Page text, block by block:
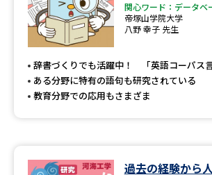
関心ワード：データベ
帝塚山学院大学
八野 幸子 先生
辞書づくりでも活躍中！ 「英語コーパス言
ある分野に特有の語句も研究されている
教育分野での応用もさまざま
過去の経験から